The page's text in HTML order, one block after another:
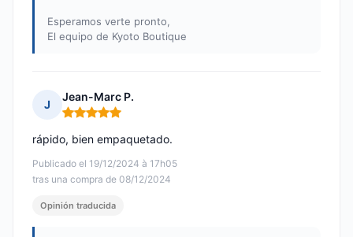
Esperamos verte pronto,
El equipo de Kyoto Boutique
J
Jean-Marc P.
Nota: 5 de 5
Publicado el 19/12/2024 à 17h05
tras una compra de 08/12/2024
rápido, bien empaquetado.
Opinión traducida